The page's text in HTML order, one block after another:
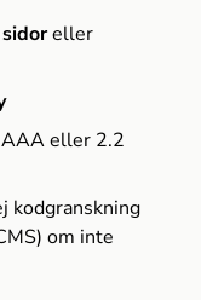
eller
eller 2.2
kodgranskning
om inte